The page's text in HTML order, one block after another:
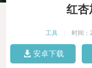
红杏
工具 时间：
安卓下载